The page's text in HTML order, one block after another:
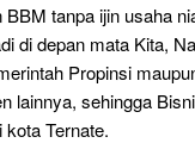
tanpa ijin usaha
di depan mata Kita,
Propinsi
lainnya, sehingga
Ternate.